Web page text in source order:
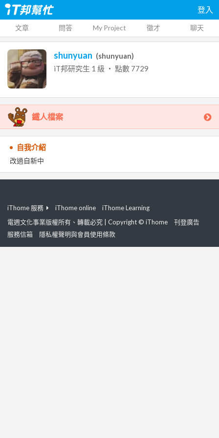
登入
文章 問答 My Project 徵才 聊天
shunyuan (shunyuan)
iT邦研究生 1 級 ‧ 點數 7729
鐵人檔案
自我介紹
改過自新中
iThome 服務 iThome online
iThome Learning
電週文化事業版權所有、轉載必究 | Copyright © iThome
刊登廣告
服務信箱
隱私權聲明與會員使用條款